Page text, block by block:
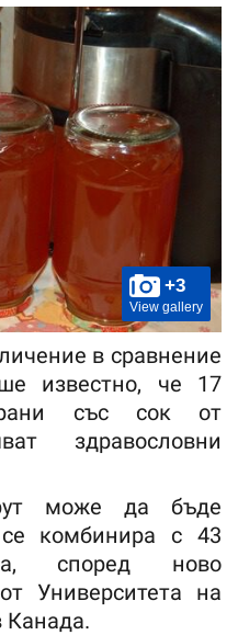
+3
View gallery
в сравнение
известно, че 17
със сок от
здравословни
може да бъде
се комбинира с 43
според ново
Университета на
Канада.